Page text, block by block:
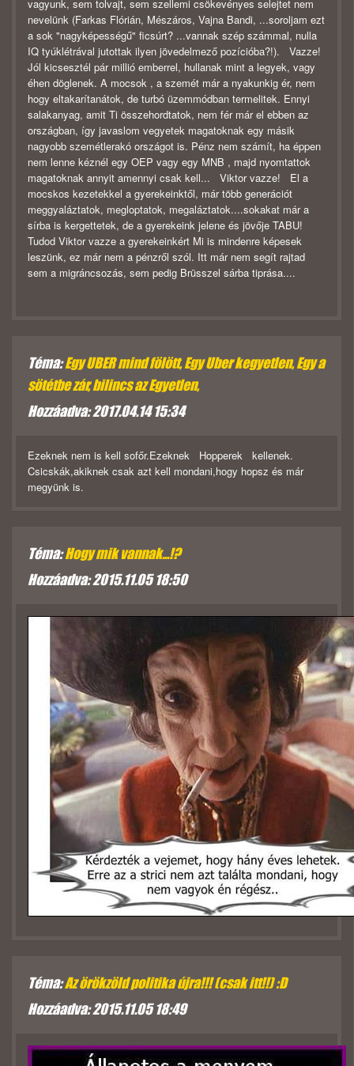
vagyunk, sem tolvajt, sem szellemi csökevényes selejtet nem
nevelünk (Farkas Flórián, Mészáros, Vajna Bandi, ...soroljam ezt
a sok "nagyképességű" ficsúrt? ...vannak szép számmal, nulla
IQ tyúklétrával jutottak ilyen jövedelmező pozícióba?!). Vazze!
Jól kicsesztél pár millió emberrel, hullanak mint a legyek, vagy
éhen döglenek. A mocsok , a szemét már a nyakunkig ér, nem
hogy eltakarítanátok, de turbó üzemmódban termelitek. Ennyi
salakanyag, amit Ti összehordtatok, nem fér már el ebben az
országban, így javaslom vegyetek magatoknak egy másik
nagyobb szemétlerakó országot is. Pénz nem számít, ha éppen
nem lenne kéznél egy OEP vagy egy MNB , majd nyomtattok
magatoknak annyit amennyi csak kell... Viktor vazze! El a
mocskos kezetekkel a gyerekeinktől, már több generációt
meggyaláztatok, megloptatok, megaláztatok....sokakat már a
sírba is kergettetek, de a gyerekeink jelene és jövője TABU!
Tudod Viktor vazze a gyerekeinkért Mi is mindenre képesek
leszünk, ez már nem a pénzről szól. Itt már nem segít rajtad
sem a migráncsozás, sem pedig Brüsszel sárba tiprása....
Téma:Egy UBER mind fölött, Egy Uber kegyetlen, Egy a
sötétbe zár, bilincs az Egyetlen,
Hozzáadva: 2017.04.14 15:34
Ezeknek nem is kell sofőr.Ezeknek Hopperek kellenek.
Csicskák,akiknek csak azt kell mondani,hogy hopsz és már
megyünk is.
Téma:Hogy mik vannak...!?
Hozzáadva: 2015.11.05 18:50
Téma:Az örökzöld politika újra!!! (csak itt!!) :D
Hozzáadva: 2015.11.05 18:49